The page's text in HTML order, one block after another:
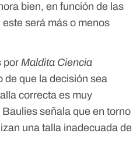
bien, en función de las
será más o menos
por Maldita Ciencia
de que la decisión sea
correcta es muy
señala que en torno
una talla inadecuada de